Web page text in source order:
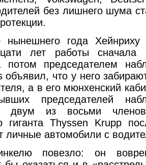
без лишнего шума
нынешнего года
лет работы сначала
председателем
объявил, что у него
а в его мюнхенский
председателей
двум из восьми членов
гиганта Thyssen Krupp
личные автомобили с
повезло: он